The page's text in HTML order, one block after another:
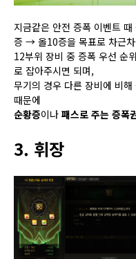
지금같은 안전 증폭 이벤트
증 → 올10증을 목표로 차근
12부위 장비 중 증폭 우선 순
로 잡아주시면 되며,
무기의 경우 다른 장비에 비
때문에
순황증이나 패스로 주는 증폭
3. 휘장